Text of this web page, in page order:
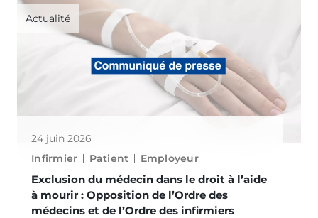
Actualité
24 juin 2026
Infirmier
Patient Employeur
Exclusion du médecin dans le droit à l’aide
à mourir : Opposition de l’Ordre des
médecins et de l’Ordre des infirmiers